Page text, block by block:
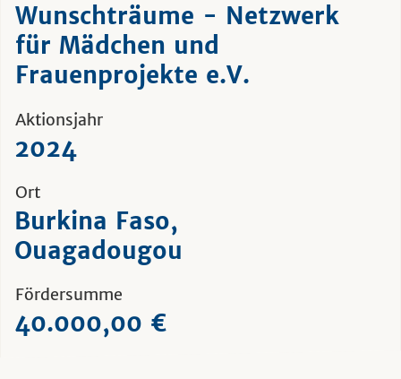
Wunschträume - Netzwerk
für Mädchen und
Frauenprojekte e.V.
Aktionsjahr
2024
Ort
Burkina Faso,
Ouagadougou
Fördersumme
40.000,00 €